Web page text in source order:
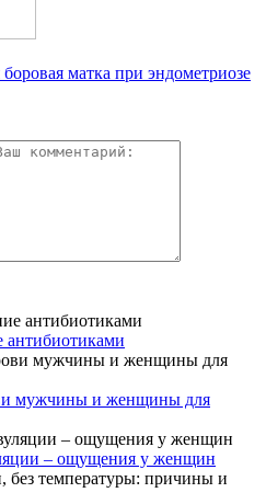
матка при эндометриозе
антибиотиками
мужчины и женщины для
– ощущения у женщин